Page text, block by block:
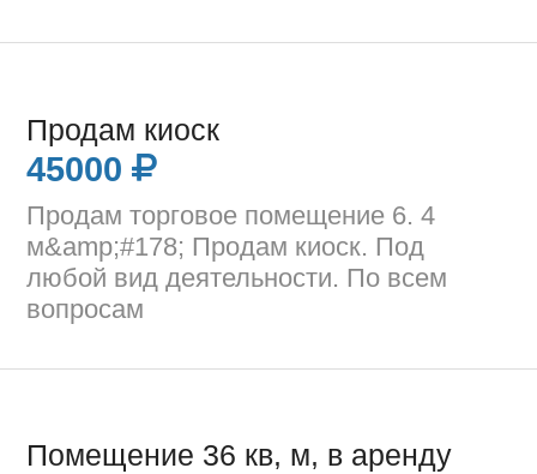
Продам киоск
45000
Продам торговое помещение 6. 4
м&amp;#178; Продам киоск. Под
любой вид деятельности. По всем
вопросам
Помещение 36 кв, м, в аренду